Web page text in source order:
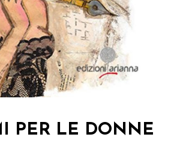
PER LE DONNE